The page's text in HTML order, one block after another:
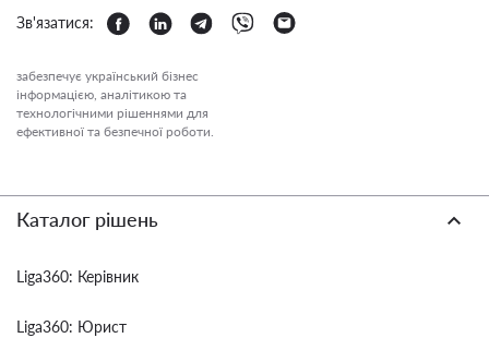
Зв'язатися:
забезпечує український бізнес
інформацією, аналітикою та
технологічними рішеннями для
ефективної та безпечної роботи.
Каталог рішень
Liga360: Керівник
Liga360: Юрист